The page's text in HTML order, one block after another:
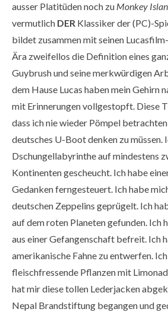
ausser Platitüden noch zu Monkey
vermutlich DER Klassiker der (PC)-
bildet zusammen mit seinen
Ära zweifellos die Definition eines
Guybrush und seine merkwürdigen
dem Hause Lucas haben mein Gehirn
mit Erinnerungen vollgestopft. Diese
dass ich nie wieder Pömpel betrachten
deutsches U-Boot denken zu müssen.
Dschungellabyrinthe auf mindestens
Kontinenten gescheucht. Ich habe
Gedanken ferngesteuert. Ich habe
deutschen Zeppelins geprügelt. Ich
auf dem roten Planeten gefunden. Ich
aus einer Gefangenschaft befreit. Ich
amerikanische Fahne zu entwerfen.
fleischfressende Pflanzen mit
hat mir diese tollen Lederjacken
Nepal Brandstiftung begangen und